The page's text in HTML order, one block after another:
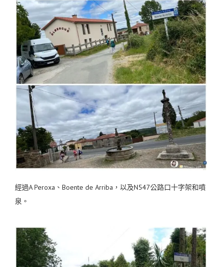
經過A Peroxa、Boente de Arriba，以及N547公路口十字架和噴
泉。